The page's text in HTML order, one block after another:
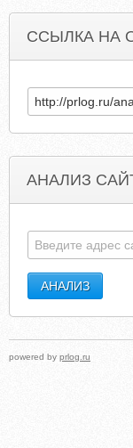
ССЫЛКА НА
АНАЛИЗ
powered by prlog.ru